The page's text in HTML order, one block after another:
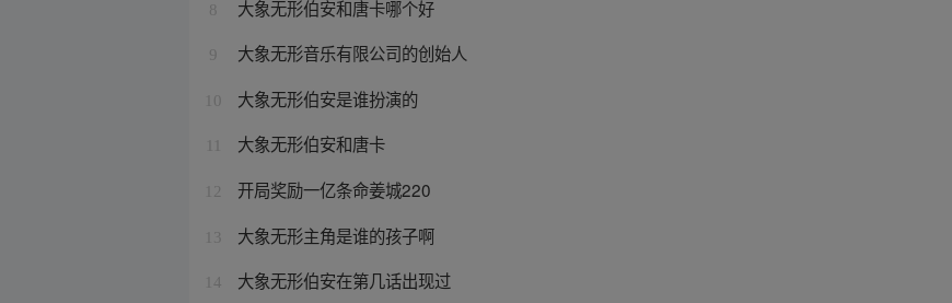
8 大象无形伯安和唐卡哪个好
9 大象无形音乐有限公司的创始人
10 大象无形伯安是谁扮演的
大象无形伯安和唐卡
12 开局奖励一亿条命姜城220
13 大象无形主角是谁的孩子啊
14 大象无形伯安在第几话出现过